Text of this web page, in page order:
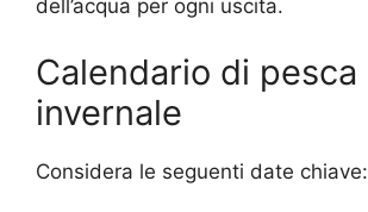
dell’acqua per ogni uscita.
Calendario di pesca
invernale
Considera le seguenti date chiave: